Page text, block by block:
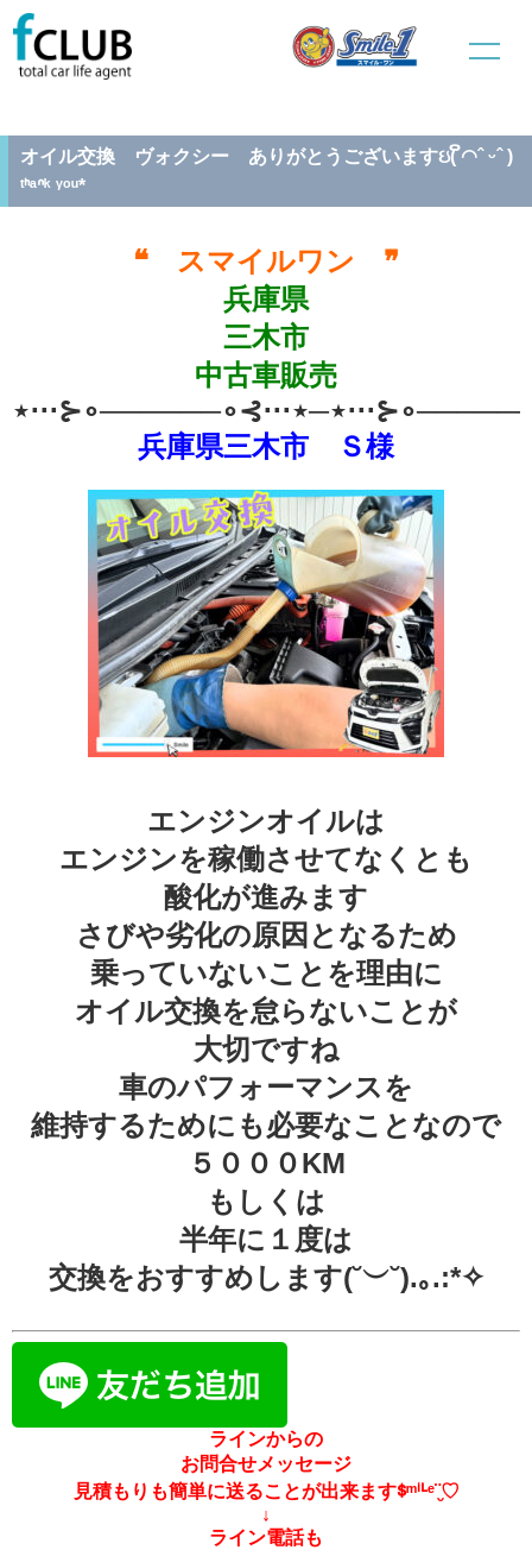
ホーム
オイル交換 ヴォクシー ありがとうございますઇ( ິ◠ˆ ᵕˆ ) ᵗᑋᵃᐢᵏ ᵞᵒᵘ*
オイル交換 ヴォクシー ありがとうございますઇ( ິ◠ˆ ᵕˆ )
ᵗᑋᵃᐢᵏ ᵞᵒᵘ*
❝ スマイルワン ❞
兵庫県
三木市
中古車販売
兵庫県三木市 Ｓ様
エンジンオイルは
エンジンを稼働させてなくとも
酸化が進みます
さびや劣化の原因となるため
乗っていないことを理由に
オイル交換を怠らないことが
大切ですね
車のパフォーマンスを
維持するためにも必要なことなので
５０００KM
もしくは
半年に１度は
交換をおすすめします(˘︶˘).｡.:*✧
ラインからの
お問合せメッセージ
見積もりも簡単に送ることが出来ますᙚᵐⁱᒻᵉ¨̮♡
↓
ライン電話も